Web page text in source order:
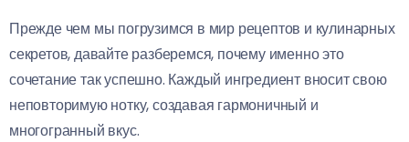
Прежде чем мы погрузимся в мир рецептов и кулинарных
секретов, давайте разберемся, почему именно это
сочетание так успешно. Каждый ингредиент вносит свою
неповторимую нотку, создавая гармоничный и
многогранный вкус.